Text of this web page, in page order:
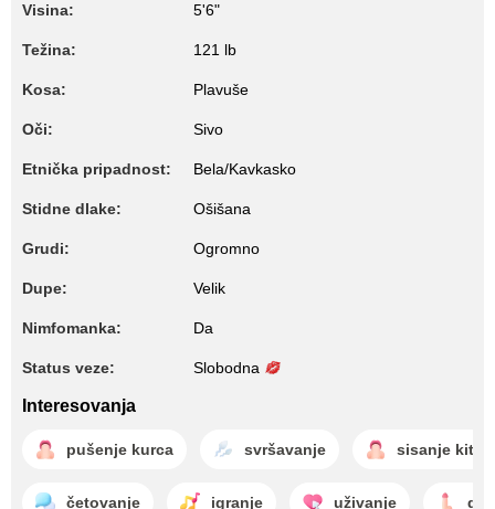
Visina: 5'6"
Težina: 121 lb
Kosa: Plavuše
Oči: Sivo
Etnička pripadnost: Bela/Kavkasko
Stidne dlake: Ošišana
Grudi: Ogromno
Dupe: Velik
Nimfomanka: Da
Status veze: Slobodna
Interesovanja
pušenje kurca svršavanje sisanje kite
četovanje igranje uživanje